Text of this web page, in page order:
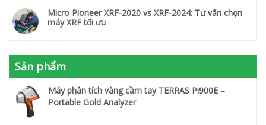
Micro Pioneer XRF-2020 vs XRF-2024: Tư vấn chọn
máy XRF tối ưu
Sản phẩm
Máy phân tích vàng cầm tay TERRAS Pi900E –
Portable Gold Analyzer